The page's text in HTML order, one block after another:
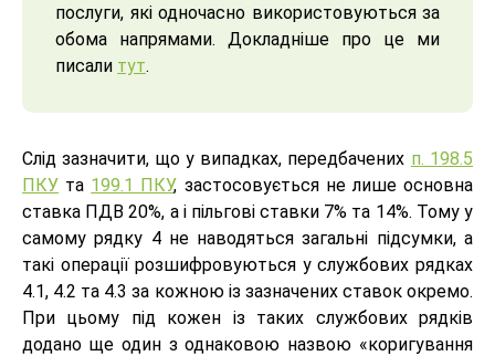
послуги, які одночасно використовуються за
обома напрямами. Докладніше про це ми
писали тут.
Слід зазначити, що у випадках, передбачених п. 198.5
ПКУ та 199.1 ПКУ, застосовується не лише основна
ставка ПДВ 20%, а і пільгові ставки 7% та 14%. Тому у
самому рядку 4 не наводяться загальні підсумки, а
такі операції розшифровуються у службових рядках
4.1, 4.2 та 4.3 за кожною із зазначених ставок окремо.
При цьому під кожен із таких службових рядків
додано ще один з однаковою назвою «коригування